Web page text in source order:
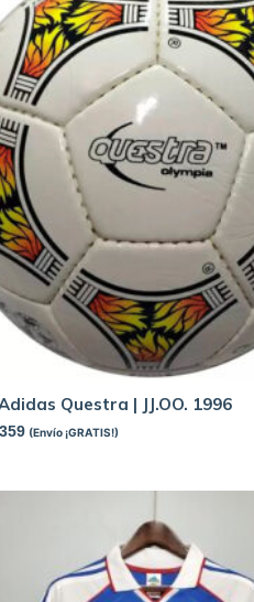
Questra | JJ.OO. 1996
359 (Envío ¡GRATIS!)